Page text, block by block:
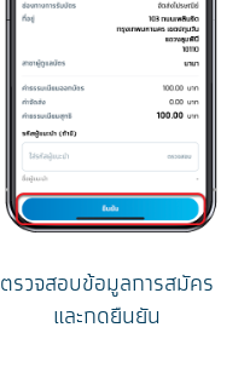
ตรวจสอบข้อมูลการสมัคร
และกดยืนยัน